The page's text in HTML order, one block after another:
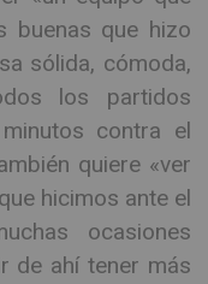
buenas que hizo
sólida, cómoda,
los partidos
contra el
quiere «ver
hicimos ante el
ocasiones
de ahí tener más